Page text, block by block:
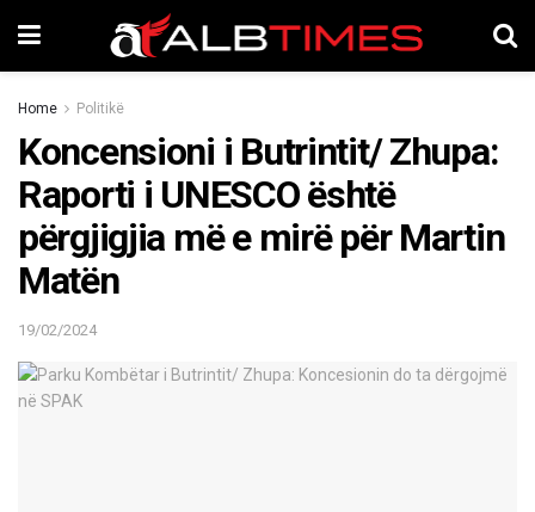
Home Politikë
Koncensioni i Butrintit/ Zhupa:
Raporti i UNESCO është
përgjigjia më e mirë për Martin
Matën
19/02/2024